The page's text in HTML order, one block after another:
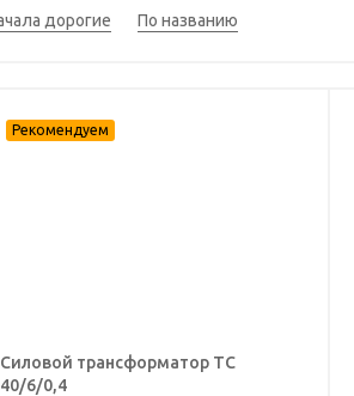
Силовой трансформатор ТС
40/6/0,4